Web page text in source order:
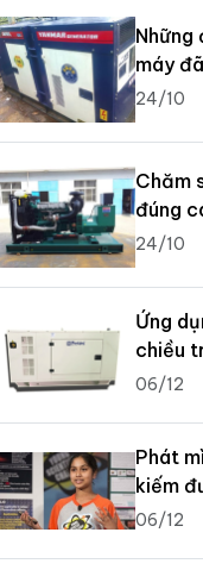
Những
máy
24/10
Chăm
đúng
24/10
Ứng
chiều
06/12
Phát
kiếm
06/12